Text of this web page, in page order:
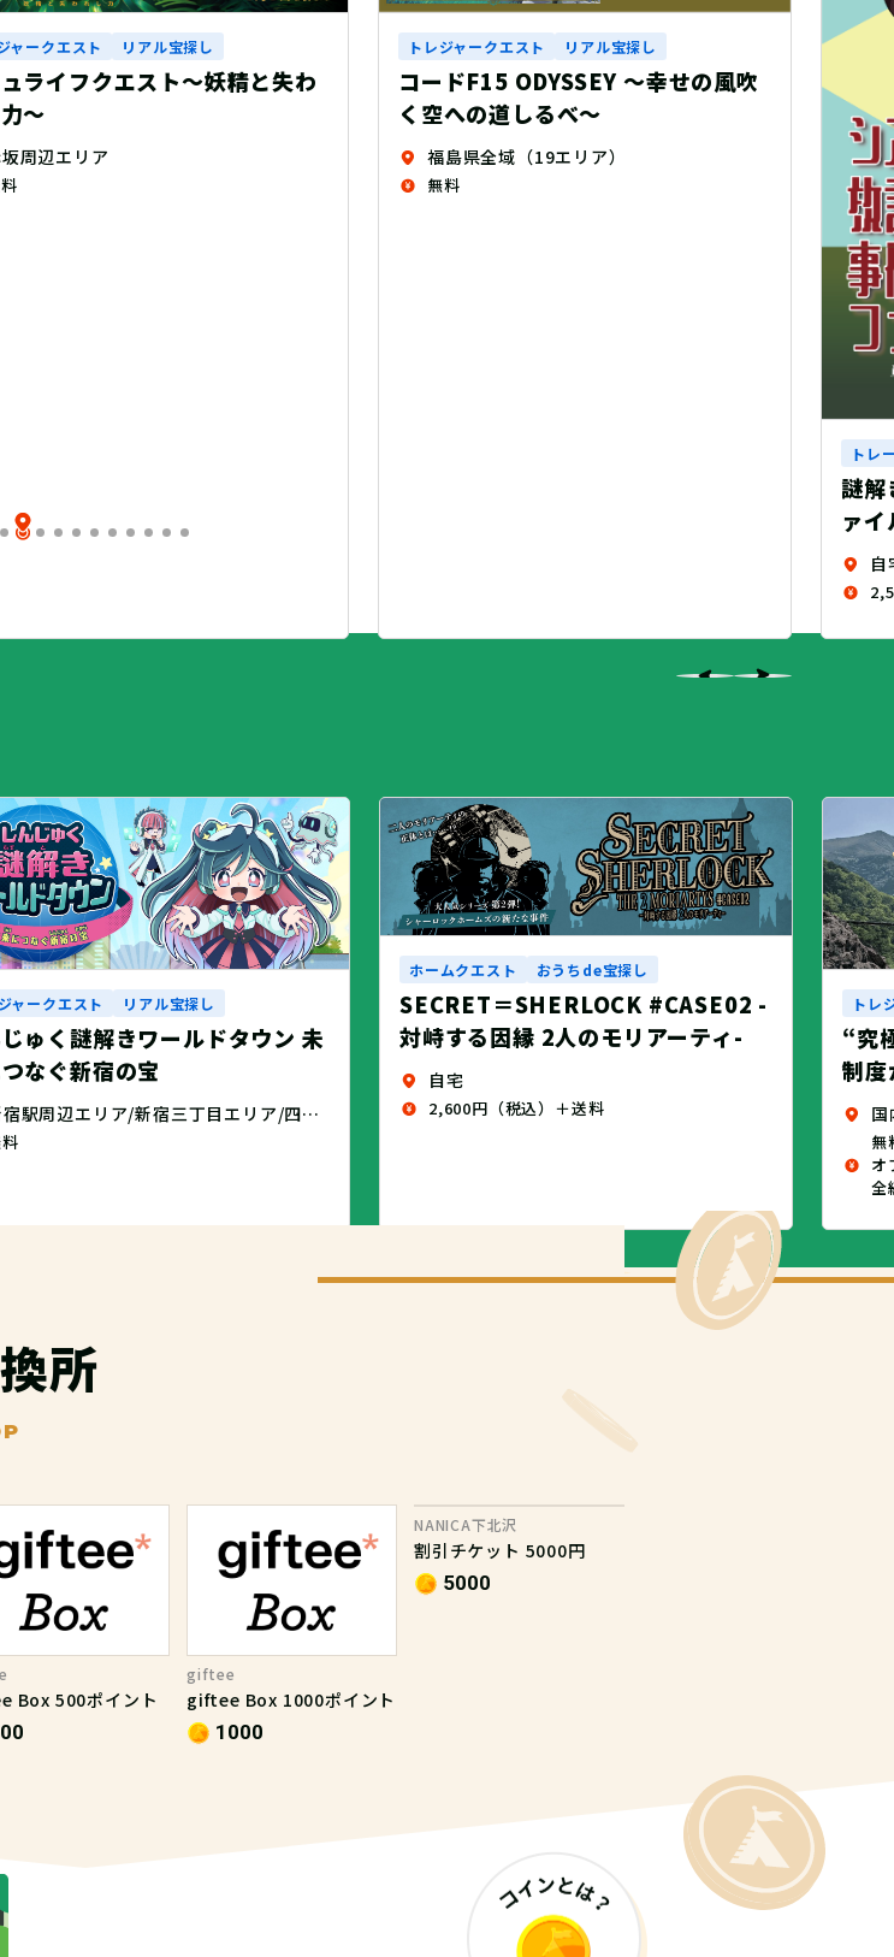
ャークエスト リアル宝探し
ドF15 ODYSSEY ～幸せの風吹
の道しるべ～
島県全域（19エリア）
料
トレ
音
繭
ャークエスト リアル宝探し
ゅく謎解きワールドタウン 未
なぐ新宿の宝
新宿駅周辺エリア/新宿三丁目エリア/四谷エリア
ホームクエスト おうちde宝探し
SECRET＝SHERLOCK #CASE02 -
対峙する因縁 2人のモリアーティ-
自宅
2,600円（税込）＋送料
トレ
“究
制度
無
オ
全
所
Box 500ポイント
giftee
giftee Box 1000ポイント
1000
NANICA下北沢
割引チケット 5000円
5000